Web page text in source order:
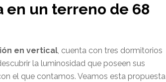
en un terreno de 68
en vertical, cuenta con tres dormitorios
la luminosidad que poseen sus
el que contamos. Veamos esta propuesta